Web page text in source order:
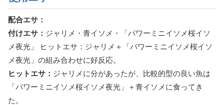
配合エサ：
付けエサ： ジャリメ・青イソメ・「パワーミニイソメ桜イソ
メ夜光」 ヒットエサ：ジャリメ＋「パワーミニイソメ桜イソ
メ夜光」の組み合わせに好反応。
ヒットエサ： ジャリメに分があったが、比較的型の良い魚は
「パワーミニイソメ桜イソメ夜光」＋青イソメに食ってき
た。